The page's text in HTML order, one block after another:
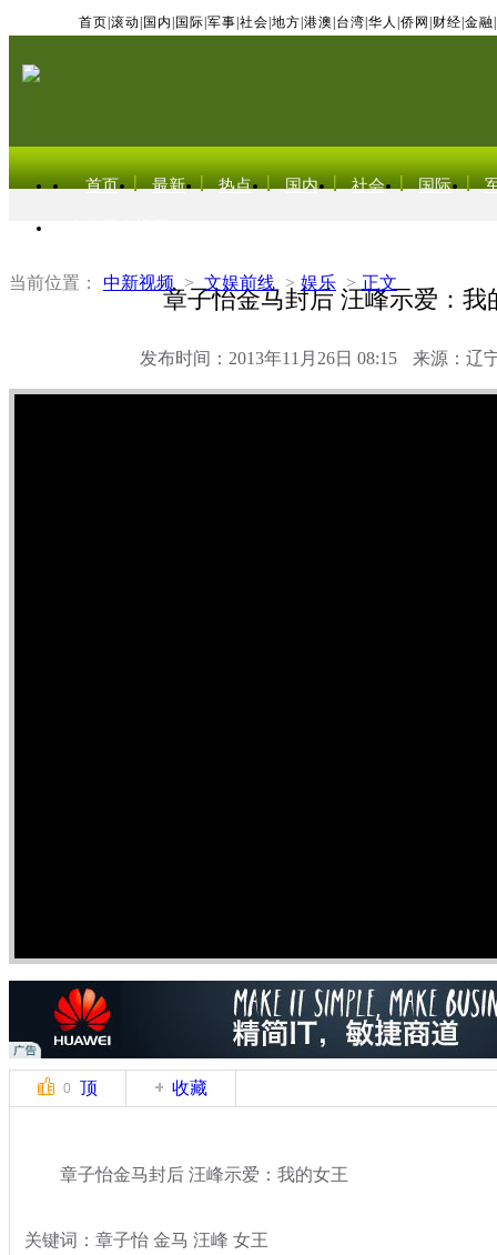
首页 滚动 国内 国际 军事 社会 地方 港澳 台湾 华人 侨网 财经 金融
首页 最新 热点 国内 社会 国际
当前位置： 中新视频 > 文娱前线 > 娱乐 > 正文
章子怡金马封后 汪峰示爱：我
发布时间：2013年11月26日 08:15 来源：辽
0 顶 收藏
章子怡金马封后 汪峰示爱：我的女王
关键词：章子怡 金马 汪峰 女王